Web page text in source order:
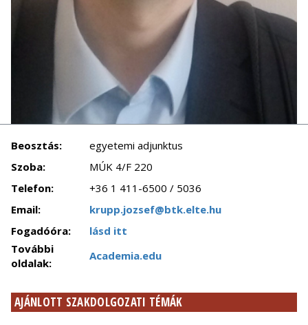
Beosztás:
egyetemi adjunktus
Szoba:
MÚK 4/F 220
Telefon:
+36 1 411-6500 / 5036
Email:
krupp.jozsef@btk.elte.hu
Fogadóóra:
lásd itt
További
oldalak:
Academia.edu
AJÁNLOTT SZAKDOLGOZATI TÉMÁK